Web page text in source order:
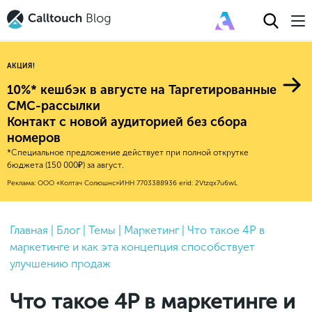
Авторитейл
Финансы
Е-коммерс
Недвижимость
HoReCa
Услуги
2025
2024
2022
2021
2019
Новые продукты
Эксплейнеры
Обновления продуктов Calltouch
Обучение работы с инструментами
Calltouch
Индекс здоровья российского
Mental Health
Исследование Out Of Cloud
Привлечение
Конверсия
Аналитика
Процессы и управление
Финансы и бухгалтерия
Callday
MeetUp
Вебинары и практикумы
АКЦИЯ!
10%* кешбэк в августе на Таргетированные
СМС-рассылки
Контакт с новой аудиторией без сбора
номеров
*Специальное предложение действует при полной открутке
бюджета (150 000₽) за август.
Реклама: ООО «Колтач Солюшнс»ИНН 7703388936 erid: 2Vtzqx7u6wL
Главная Блог Темы Маркетинг
Что такое 4P в
маркетинге и как эта концепция способствует
улучшению продаж
Что такое 4P в маркетинге и